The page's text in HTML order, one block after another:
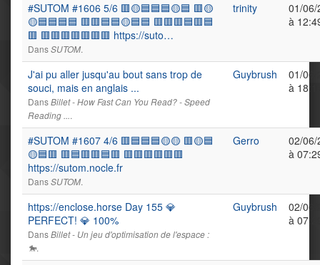
#SUTOM #1606 5/6 🟥🟡🟦🟦🟦🟡🟦 🟥🟡
🟡🟦🟦🟦🟦 🟥🟥🟦🟦🟡🟦🟦 🟥🟥🟥🟦🟥🟦
🟥 🟥🟥🟥🟥🟥🟥🟥 https://suto…
DansSUTOM.
trinity
01/06/
à
J'ai pu aller jusqu'au bout sans trop de
souci, mais en anglais ...
DansBillet - How Fast Can You Read? - Speed
Reading ....
Guybrush
01/06/
à
#SUTOM #1607 4/6 🟥🟦🟦🟦🟡🟡 🟥🟡🟦
🟡🟦🟥 🟥🟦🟥🟥🟦🟥 🟥🟥🟥🟥🟥🟥
https://sutom.nocle.fr
DansSUTOM.
Gerro
02/06/
à
https://enclose.horse Day 155 💎
PERFECT! 💎 100%
DansBillet - Un jeu d'optimisation de l'espace :
🐎.
Guybrush
02/06/
à